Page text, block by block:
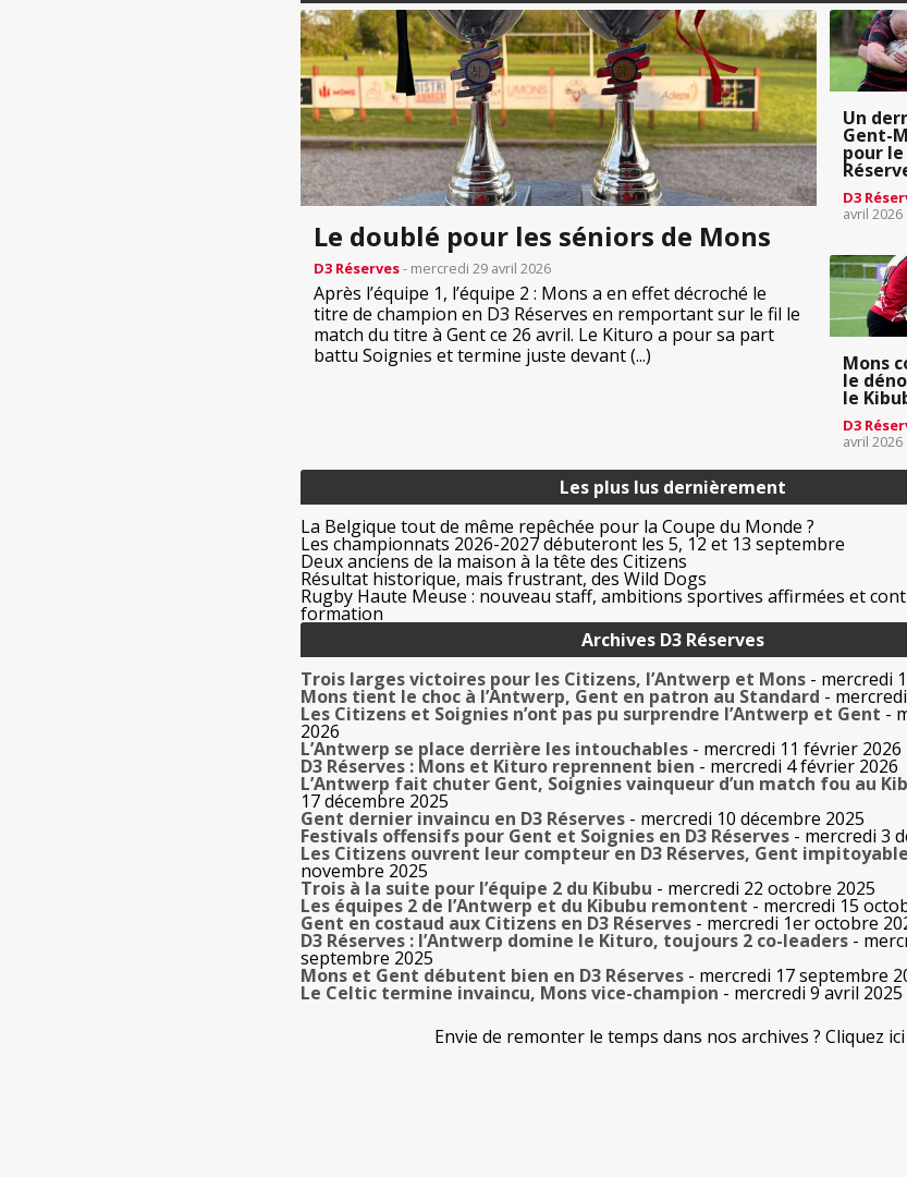
Le doublé pour les séniors de Mons
D3 Réserves- mercredi 29 avril 2026
Après l’équipe 1, l’équipe 2 : Mons a en effet décroché le
titre de champion en D3 Réserves en remportant sur le fil le
match du titre à Gent ce 26 avril. Le Kituro a pour sa part
battu Soignies et termine juste devant (...)
Un
Gent-
pour
D3
avril 2026
Mons
le
le
D3
avril 2026
Les plus lus dernièrement
La Belgique tout de même repêchée pour la Coupe du Monde ?
Les championnats 2026-2027 débuteront les 5, 12 et 13 septembre
Deux anciens de la maison à la tête des Citizens
Résultat historique, mais frustrant, des Wild Dogs
Rugby Haute Meuse : nouveau staff, ambitions sportives affirmées et
formation
Archives D3 Réserves
Trois larges victoires pour les Citizens, l’Antwerp et Mons - mercredi
Mons tient le choc à l’Antwerp, Gent en patron au Standard -
Les Citizens et Soignies n’ont pas pu surprendre l’Antwerp et Gent -
2026
L’Antwerp se place derrière les intouchables - mercredi 11 février 2026
D3 Réserves : Mons et Kituro reprennent bien - mercredi 4 février 2026
L’Antwerp fait chuter Gent, Soignies vainqueur d’un match fou au
17 décembre 2025
Gent dernier invaincu en D3 Réserves - mercredi 10 décembre 2025
Festivals offensifs pour Gent et Soignies en D3 Réserves - mercredi 3
Les Citizens ouvrent leur compteur en D3 Réserves, Gent impitoyable
novembre 2025
Trois à la suite pour l’équipe 2 du Kibubu - mercredi 22 octobre 2025
Les équipes 2 de l’Antwerp et du Kibubu remontent - mercredi 15
Gent en costaud aux Citizens en D3 Réserves - mercredi 1er octobre
D3 Réserves : l’Antwerp domine le Kituro, toujours 2 co-leaders -
septembre 2025
Mons et Gent débutent bien en D3 Réserves - mercredi 17 septembre
Le Celtic termine invaincu, Mons vice-champion - mercredi 9 avril 2025
Envie de remonter le temps dans nos archives ? Cliquez ici